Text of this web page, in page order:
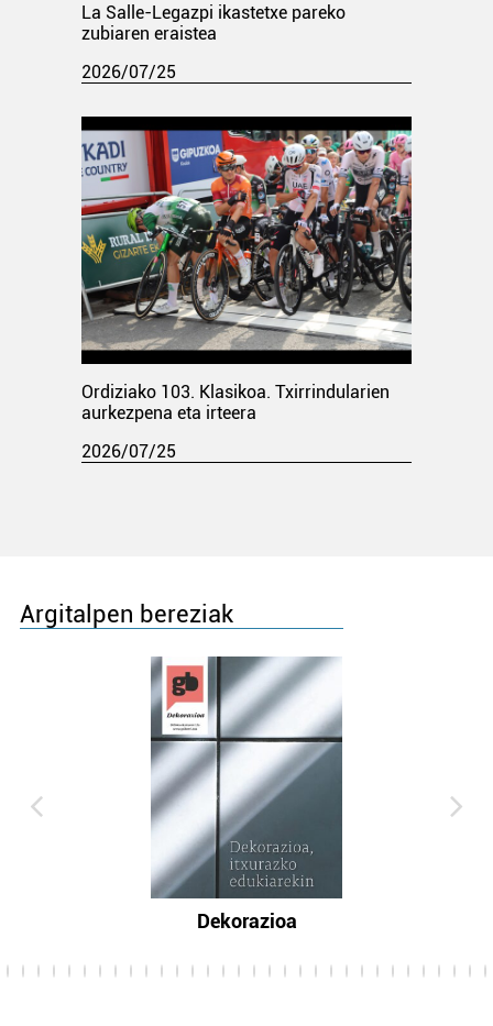
La Salle-Legazpi ikastetxe pareko
zubiaren eraistea
2026/07/25
Ordiziako 103. Klasikoa. Txirrindularien
aurkezpena eta irteera
2026/07/25
Argitalpen bereziak
Dekorazioa